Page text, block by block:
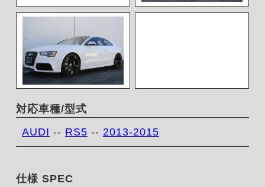
対応車種/型式
AUDI -- RS5 -- 2013-2015
仕様 SPEC